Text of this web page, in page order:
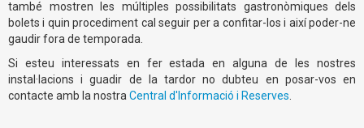
també mostren les múltiples possibilitats gastronòmiques dels
bolets i quin procediment cal seguir per a confitar-los i així poder-ne
gaudir fora de temporada.
Si esteu interessats en fer estada en alguna de les nostres
instal·lacions i guadir de la tardor no dubteu en posar-vos en
contacte amb la nostra Central d'Informació i Reserves